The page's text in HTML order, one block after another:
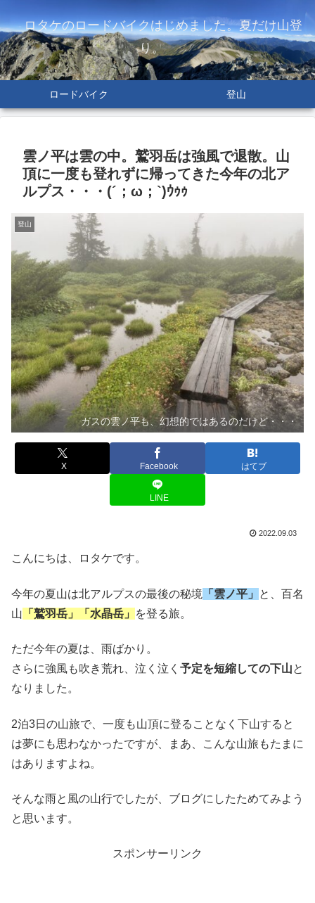
ロタケのロードバイクはじめました。夏だけ山登
り。
ロードバイク 登山
雲ノ平は雲の中。鷲羽岳は強風で退散。山
頂に一度も登れずに帰ってきた今年の北ア
ルプス・・・(´；ω；`)ｳｩｩ
登山
ガスの雲ノ平も、幻想的ではあるのだけど・・・
X Facebook はてブ
LINE
2022.09.03
こんにちは、ロタケです。
今年の夏山は北アルプスの最後の秘境 「雲ノ平」
と、百名
山 「鷲羽岳」「水晶岳」 を登る旅。
ただ今年の夏は、雨ばかり。
さらに強風も吹き荒れ、泣く泣く 予定を短縮しての下山と
なりました。
2泊3日の山旅で、一度も山頂に登ることなく下山すると
は夢にも思わなかったですが、まあ、こんな山旅もたまに
はありますよね。
そんな雨と風の山行でしたが、ブログにしたためてみよう
と思います。
スポンサーリンク